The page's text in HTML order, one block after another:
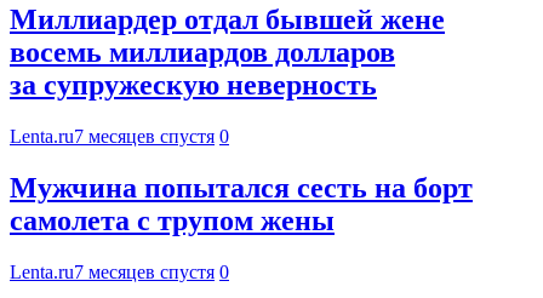
Миллиардер отдал бывшей жене
восемь миллиардов долларов
за супружескую неверность
Lenta.ru7 месяцев спустя 0
Мужчина попытался сесть на борт
самолета с трупом жены
Lenta.ru7 месяцев спустя 0